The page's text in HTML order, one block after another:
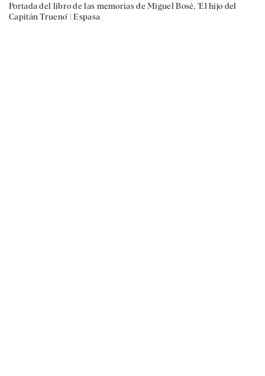
Portada del libro de las memorias de Miguel Bosé, 'El hijo del
Capitán Trueno' |Espasa